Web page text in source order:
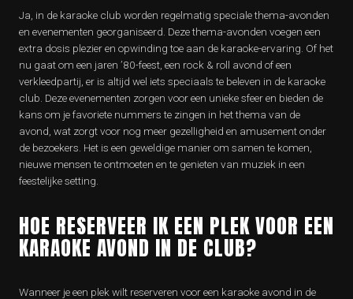
Ja, in de karaoke club worden regelmatig speciale thema-avonden
en evenementen georganiseerd. Deze thema-avonden voegen een
extra dosis plezier en opwinding toe aan de karaoke-ervaring. Of het
nu gaat om een jaren ’80-feest, een rock & roll avond of een
verkleedpartij, er is altijd wel iets speciaals te beleven in de karaoke
club. Deze evenementen zorgen voor een unieke sfeer en bieden de
kans om je favoriete nummers te zingen in het thema van de
avond, wat zorgt voor nog meer gezelligheid en amusement onder
de bezoekers. Het is een geweldige manier om samen te komen,
nieuwe mensen te ontmoeten en te genieten van muziek in een
feestelijke setting.
HOE RESERVEER IK EEN PLEK VOOR EEN
KARAOKE AVOND IN DE CLUB?
Wanneer je een plek wilt reserveren voor een karaoke avond in de